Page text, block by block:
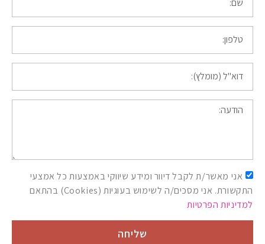
אני מאשר/ת לקבל דיוור ומידע שיווקי באמצעות כל אמצעי
התקשורת. אני מסכים/ה לשימוש בעוגיות (Cookies) בהתאם
למדיניות הפרטיות
שליחה